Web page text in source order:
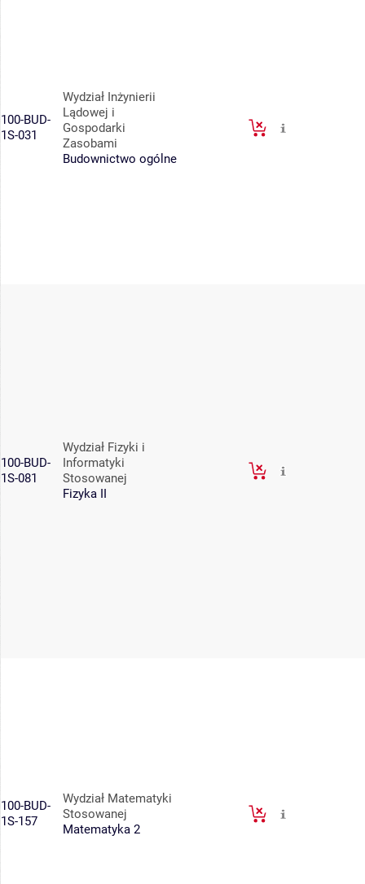
100-BUD-
1S-031
Wydział Inżynierii
Lądowej i
Gospodarki
Zasobami
Budownictwo ogólne
100-BUD-
1S-081
Wydział Fizyki i
Informatyki
Stosowanej
Fizyka II
100-BUD-
1S-157
Wydział Matematyki
Stosowanej
Matematyka 2